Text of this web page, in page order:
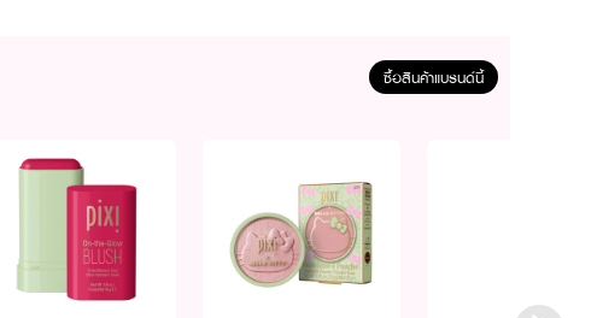
ซื้อสินค้าแบรนด์นี้